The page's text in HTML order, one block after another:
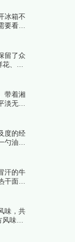
冰箱不
看第
留了众
、菌
带着湘
无奇
一起
度的经
油辣
单
汗的牛
干面
味，共
味。